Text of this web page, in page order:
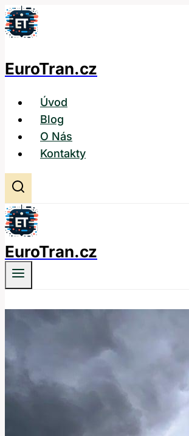
Přeskočit
na
EuroTran.cz
Úvod
Blog
O Nás
Kontakty
EuroTran.cz